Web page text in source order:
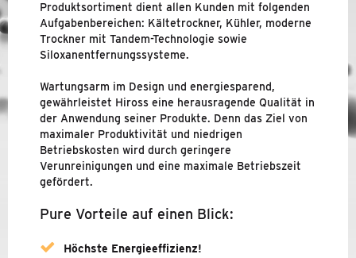
MARKEN
PURE!
PARKER DOMNICK HUNTER
PARKER HIROSS
PARKER ZANDER
Produktsortiment dient allen Kunden mit folgenden
Aufgabenbereichen: Kältetrockner, Kühler, moderne
Trockner mit Tandem-Technologie sowie
Siloxanentfernungssysteme.
Wartungsarm im Design und energiesparend,
gewährleistet Hiross eine herausragende Qualität in
der Anwendung seiner Produkte. Denn das Ziel von
maximaler Produktivität und niedrigen
Betriebskosten wird durch geringere
Verunreinigungen und eine maximale Betriebszeit
gefördert.
Pure Vorteile auf einen Blick:
Höchste Energieeffizienz!